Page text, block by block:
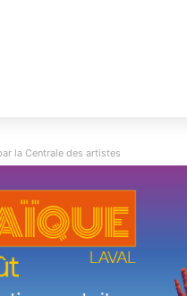
la Centrale des artistes